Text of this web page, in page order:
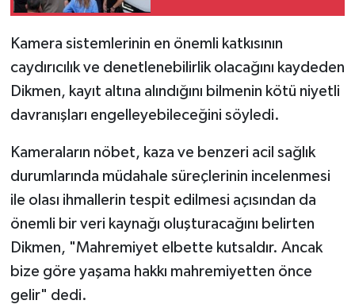
Kamera sistemlerinin en önemli katkısının
caydırıcılık ve denetlenebilirlik olacağını kaydeden
Dikmen, kayıt altına alındığını bilmenin kötü niyetli
davranışları engelleyebileceğini söyledi.
Kameraların nöbet, kaza ve benzeri acil sağlık
durumlarında müdahale süreçlerinin incelenmesi
ile olası ihmallerin tespit edilmesi açısından da
önemli bir veri kaynağı oluşturacağını belirten
Dikmen, "Mahremiyet elbette kutsaldır. Ancak
bize göre yaşama hakkı mahremiyetten önce
gelir" dedi.